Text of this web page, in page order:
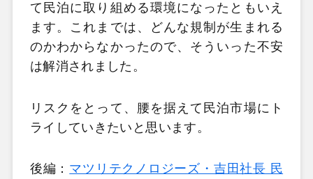
て民泊に取り組める環境になったともいえ
ます。これまでは、どんな規制が生まれる
のかわからなかったので、そういった不安
は解消されました。
リスクをとって、腰を据えて民泊市場にト
ライしていきたいと思います。
後編： マツリテクノロジーズ・吉田社長 民